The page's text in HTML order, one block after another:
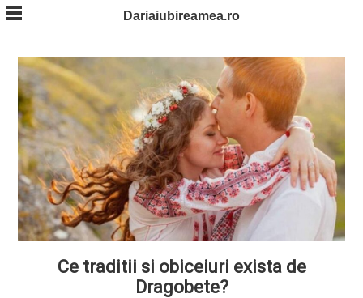
Skip
to
content
Dariaiubireamea.ro
Ce traditii si obiceiuri exista de
Dragobete?